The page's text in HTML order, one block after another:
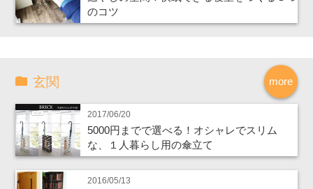
のコツ
more
玄関
2017/06/20
5000円までで選べる！オシャレでスリム
な、１人暮らし用の傘立て
2016/05/13